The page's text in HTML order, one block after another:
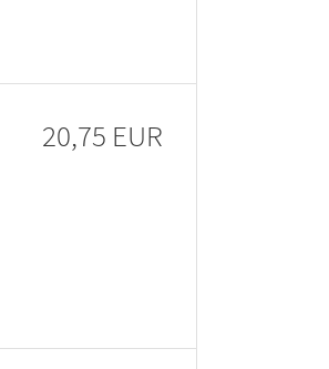
20,75 EUR